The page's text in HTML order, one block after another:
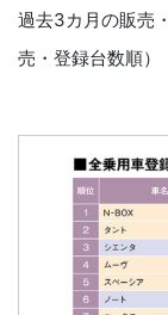
過去3カ月の販売
売・登録台数順）